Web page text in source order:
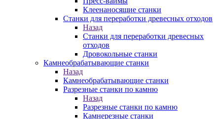
Клеенаносящие станки
Станки для переработки древесных отходов
Назад
Станки для переработки древесных
отходов
Дровокольные станки
Камнеобрабатывающие станки
Назад
Камнеобрабатывающие станки
Разрезные станки по камню
Назад
Разрезные станки по камню
Камнерезные станки